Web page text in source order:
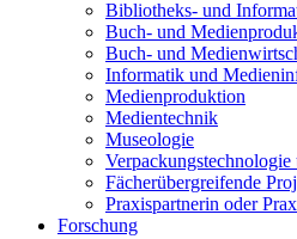
Bibliotheks- und
Buch- und
Buch- und
Informatik und
Medienproduktion
Medientechnik
Museologie
Fächerübergreifende
Praxispartnerin oder
Forschung